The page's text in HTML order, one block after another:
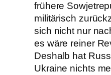
frühere
militärisch
sich nicht nur
es wäre reiner
Deshalb hat
Ukraine nichts